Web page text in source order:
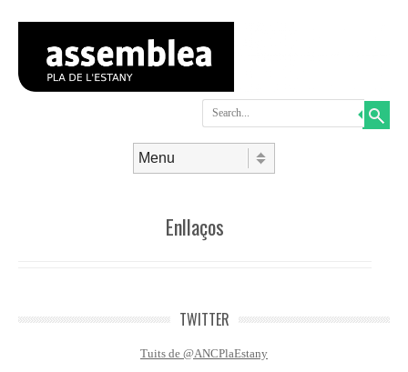
Enllaços
TWITTER
Tuits de @ANCPlaEstany